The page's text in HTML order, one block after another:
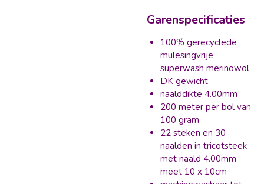
Garenspecificaties
100% gerecyclede
mulesingvrije
superwash merinowol
DK gewicht
naalddikte 4.00mm
200 meter per bol van
100 gram
22 steken en 30
naalden in tricotsteek
met naald 4.00mm
meet 10 x 10cm